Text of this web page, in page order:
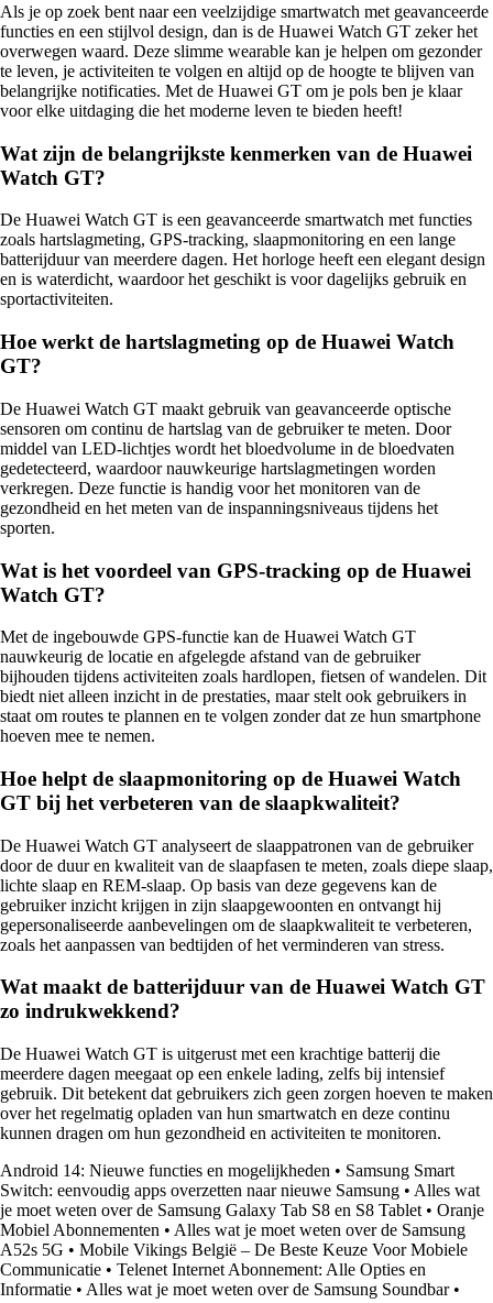
Als je op zoek bent naar een veelzijdige smartwatch met geavanceerde
functies en een stijlvol design, dan is de Huawei Watch GT zeker het
overwegen waard. Deze slimme wearable kan je helpen om gezonder
te leven, je activiteiten te volgen en altijd op de hoogte te blijven van
belangrijke notificaties. Met de Huawei GT om je pols ben je klaar
voor elke uitdaging die het moderne leven te bieden heeft!
Wat zijn de belangrijkste kenmerken van de Huawei
Watch GT?
De Huawei Watch GT is een geavanceerde smartwatch met functies
zoals hartslagmeting, GPS-tracking, slaapmonitoring en een lange
batterijduur van meerdere dagen. Het horloge heeft een elegant design
en is waterdicht, waardoor het geschikt is voor dagelijks gebruik en
sportactiviteiten.
Hoe werkt de hartslagmeting op de Huawei Watch
GT?
De Huawei Watch GT maakt gebruik van geavanceerde optische
sensoren om continu de hartslag van de gebruiker te meten. Door
middel van LED-lichtjes wordt het bloedvolume in de bloedvaten
gedetecteerd, waardoor nauwkeurige hartslagmetingen worden
verkregen. Deze functie is handig voor het monitoren van de
gezondheid en het meten van de inspanningsniveaus tijdens het
sporten.
Wat is het voordeel van GPS-tracking op de Huawei
Watch GT?
Met de ingebouwde GPS-functie kan de Huawei Watch GT
nauwkeurig de locatie en afgelegde afstand van de gebruiker
bijhouden tijdens activiteiten zoals hardlopen, fietsen of wandelen. Dit
biedt niet alleen inzicht in de prestaties, maar stelt ook gebruikers in
staat om routes te plannen en te volgen zonder dat ze hun smartphone
hoeven mee te nemen.
Hoe helpt de slaapmonitoring op de Huawei Watch
GT bij het verbeteren van de slaapkwaliteit?
De Huawei Watch GT analyseert de slaappatronen van de gebruiker
door de duur en kwaliteit van de slaapfasen te meten, zoals diepe slaap,
lichte slaap en REM-slaap. Op basis van deze gegevens kan de
gebruiker inzicht krijgen in zijn slaapgewoonten en ontvangt hij
gepersonaliseerde aanbevelingen om de slaapkwaliteit te verbeteren,
zoals het aanpassen van bedtijden of het verminderen van stress.
Wat maakt de batterijduur van de Huawei Watch GT
zo indrukwekkend?
De Huawei Watch GT is uitgerust met een krachtige batterij die
meerdere dagen meegaat op een enkele lading, zelfs bij intensief
gebruik. Dit betekent dat gebruikers zich geen zorgen hoeven te maken
over het regelmatig opladen van hun smartwatch en deze continu
kunnen dragen om hun gezondheid en activiteiten te monitoren.
Android 14: Nieuwe functies en mogelijkheden • Samsung Smart
Switch: eenvoudig apps overzetten naar nieuwe Samsung • Alles wat
je moet weten over de Samsung Galaxy Tab S8 en S8 Tablet • Oranje
Mobiel Abonnementen • Alles wat je moet weten over de Samsung
A52s 5G • Mobile Vikings België – De Beste Keuze Voor Mobiele
Communicatie • Telenet Internet Abonnement: Alle Opties en
Informatie • Alles wat je moet weten over de Samsung Soundbar•